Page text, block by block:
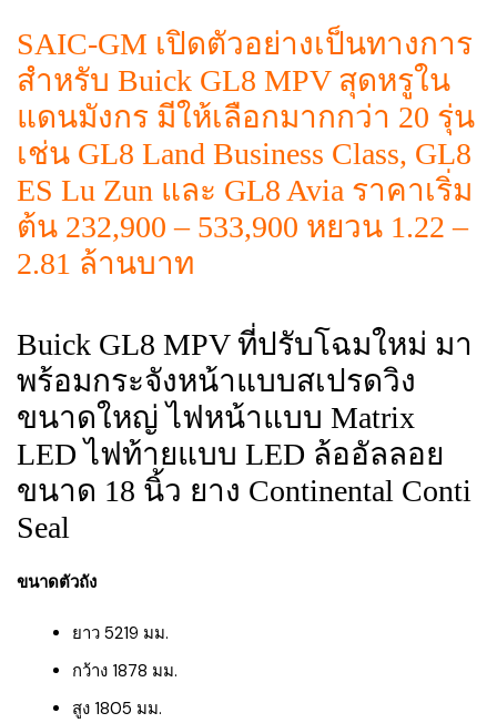
SAIC-GM เปิดตัวอย่างเป็นทางการ
สำหรับ Buick GL8 MPV สุดหรูใน
แดนมังกร มีให้เลือกมากกว่า 20 รุ่น
เช่น GL8 Land Business Class, GL8
ES Lu Zun และ GL8 Avia ราคาเริ่ม
ต้น 232,900 – 533,900 หยวน 1.22 –
2.81 ล้านบาท
Buick GL8 MPV ที่ปรับโฉมใหม่ มา
พร้อมกระจังหน้าแบบสเปรดวิง
ขนาดใหญ่ ไฟหน้าแบบ Matrix
LED ไฟท้ายแบบ LED ล้ออัลลอย
ขนาด 18 นิ้ว ยาง Continental Conti
Seal
ขนาดตัวถัง
ยาว 5219 มม.
กว้าง 1878 มม.
สูง 1805 มม.